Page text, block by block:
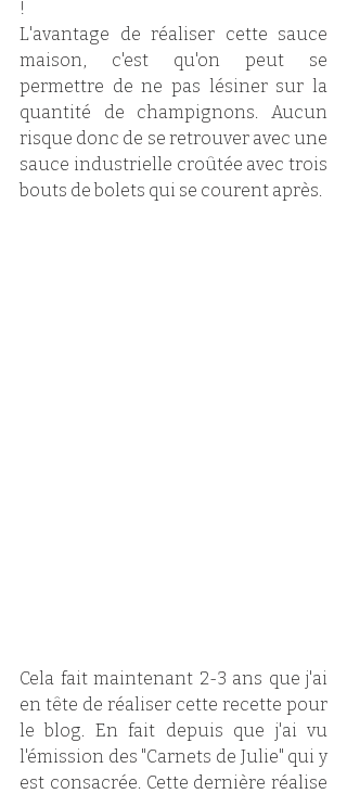
!
L'avantage de réaliser cette sauce
maison, c'est qu'on peut se
permettre de ne pas lésiner sur la
quantité de champignons. Aucun
risque donc de se retrouver avec une
sauce industrielle croûtée avec trois
bouts de bolets qui se courent après.
Cela fait maintenant 2-3 ans que j'ai
en tête de réaliser cette recette pour
le blog. En fait depuis que j'ai vu
l'émission des "Carnets de Julie" qui y
est consacrée. Cette dernière réalise